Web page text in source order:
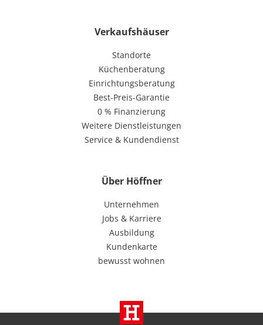
Verkaufshäuser
Standorte
Küchenberatung
Einrichtungsberatung
Best-Preis-Garantie
0 % Finanzierung
Weitere Dienstleistungen
Service & Kundendienst
Über Höffner
Unternehmen
Jobs & Karriere
Ausbildung
Kundenkarte
bewusst wohnen